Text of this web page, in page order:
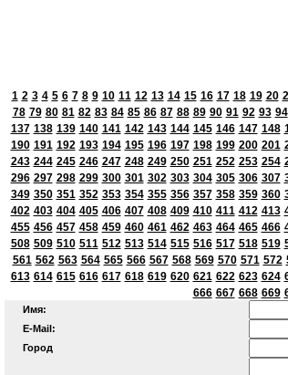
1 2 3 4 5 6 7 8 9 10 11 12 13 14 15 16 17 18 19 20
78 79 80 81 82 83 84 85 86 87 88 89 90 91 92 93 94
137 138 139 140 141 142 143 144 145 146 147 148
190 191 192 193 194 195 196 197 198 199 200 201
243 244 245 246 247 248 249 250 251 252 253 254
296 297 298 299 300 301 302 303 304 305 306 307
349 350 351 352 353 354 355 356 357 358 359 360
402 403 404 405 406 407 408 409 410 411 412 413
455 456 457 458 459 460 461 462 463 464 465 466
508 509 510 511 512 513 514 515 516 517 518 519
561 562 563 564 565 566 567 568 569 570 571 572
613 614 615 616 617 618 619 620 621 622 623 624
666 667 668 669
Имя:
E-Mail:
Город